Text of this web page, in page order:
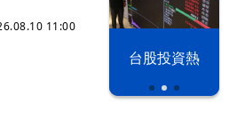
台股投資熱
11:00